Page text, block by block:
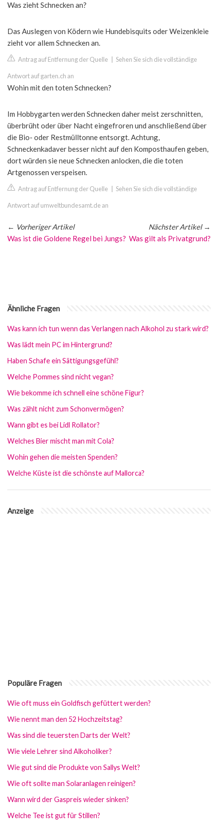
Was zieht Schnecken an?
Das Auslegen von Ködern wie Hundebisquits oder Weizenkleie
zieht vor allem Schnecken an.
Antrag auf Entfernung der Quelle Sehen Sie sich die vollständige
Antwort auf garten.ch an
Wohin mit den toten Schnecken?
Im Hobbygarten werden Schnecken daher meist zerschnitten,
überbrüht oder über Nacht eingefroren und anschließend über
die Bio- oder Restmülltonne entsorgt. Achtung,
Schneckenkadaver besser nicht auf den Komposthaufen geben,
dort würden sie neue Schnecken anlocken, die die toten
Artgenossen verspeisen.
Antrag auf Entfernung der Quelle Sehen Sie sich die vollständige
Antwort auf umweltbundesamt.de an
← Vorheriger Artikel
Was ist die Goldene Regel bei Jungs?
Nächster Artikel→
Was gilt als Privatgrund?
Ähnliche Fragen
Was kann ich tun wenn das Verlangen nach Alkohol zu stark wird?
Was lädt mein PC im Hintergrund?
Haben Schafe ein Sättigungsgefühl?
Welche Pommes sind nicht vegan?
Wie bekomme ich schnell eine schöne Figur?
Was zählt nicht zum Schonvermögen?
Wann gibt es bei Lidl Rollator?
Welches Bier mischt man mit Cola?
Wohin gehen die meisten Spenden?
Welche Küste ist die schönste auf Mallorca?
Anzeige
Populäre Fragen
Wie oft muss ein Goldfisch gefüttert werden?
Wie nennt man den 52 Hochzeitstag?
Was sind die teuersten Darts der Welt?
Wie viele Lehrer sind Alkoholiker?
Wie gut sind die Produkte von Sallys Welt?
Wie oft sollte man Solaranlagen reinigen?
Wann wird der Gaspreis wieder sinken?
Welche Tee ist gut für Stillen?